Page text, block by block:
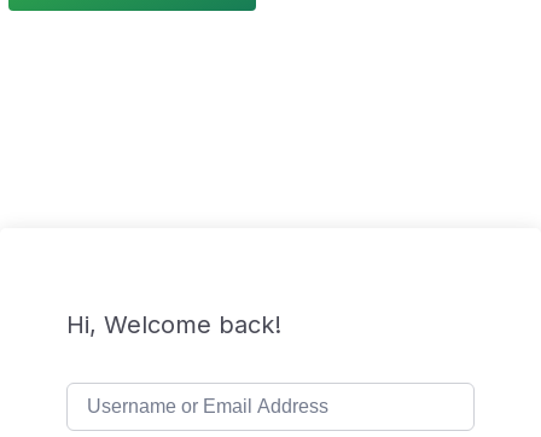
Hi, Welcome back!